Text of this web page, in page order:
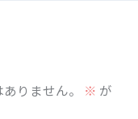
りません。 ※ が